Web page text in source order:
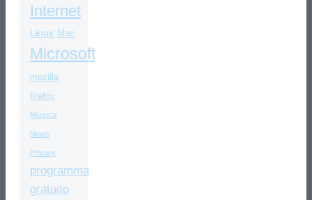
Internet
Linux Mac
Microsoft
mozilla
firefox
Musica
News
Privacy
programma
gratuito